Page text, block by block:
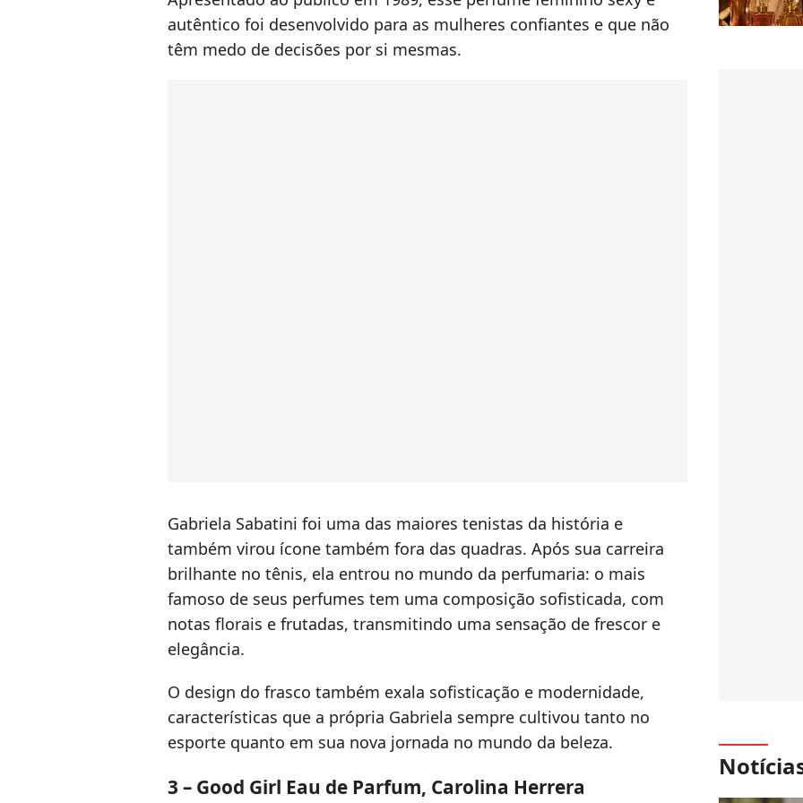
autêntico foi desenvolvido para as mulheres confiantes e que não
têm medo de decisões por si mesmas.
Gabriela Sabatini foi uma das maiores tenistas da história e
também virou ícone também fora das quadras. Após sua carreira
brilhante no tênis, ela entrou no mundo da perfumaria: o mais
famoso de seus perfumes tem uma composição sofisticada, com
notas florais e frutadas, transmitindo uma sensação de frescor e
elegância.
O design do frasco também exala sofisticação e modernidade,
características que a própria Gabriela sempre cultivou tanto no
esporte quanto em sua nova jornada no mundo da beleza.
3 – Good Girl Eau de Parfum, Carolina Herrera